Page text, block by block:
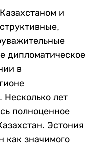
и
дипломатическое
в
Несколько лет
полноценное
Эстония
как значимого